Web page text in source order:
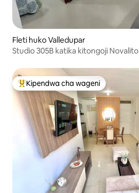
Fleti huko Valledupar
Studio 305B katika kitongoji Novalito
Kipendwa maarufu cha wageni
Kipendwa cha wageni